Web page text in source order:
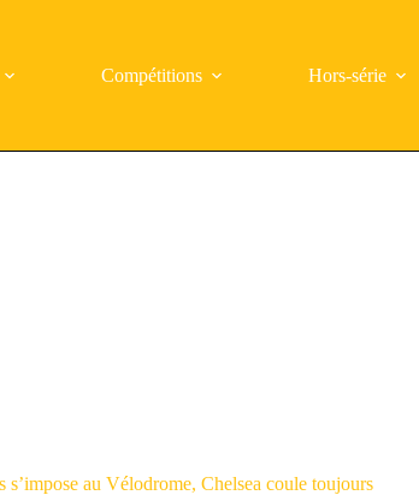
Compétitions Hors-série
s’impose au Vélodrome, Chelsea coule toujours